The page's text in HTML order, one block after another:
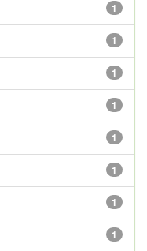
1
1
1
1
1
1
1
1